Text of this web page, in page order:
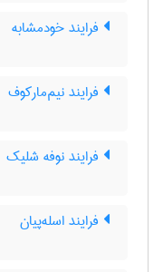
فرایند خودمشابه
فرایند نیم‌مارکوف
فرایند نوفه شلیک
فرایند اسله‌پیان